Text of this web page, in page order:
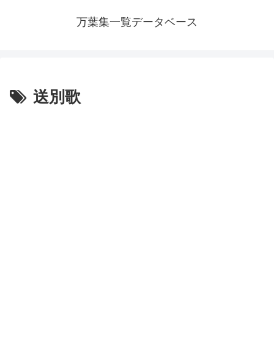
万葉集一覧データベース
送別歌